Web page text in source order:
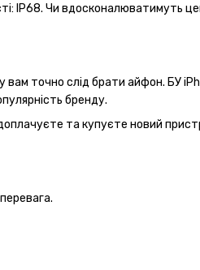
IP68. Чи вдосконалюватимуть
точно слід брати айфон. БУ
бренду.
та купуєте новий